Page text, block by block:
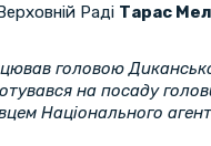
Раді Тарас
головою
на посаду
Національного